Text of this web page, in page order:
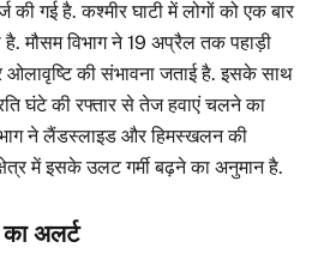
की गई है. कश्मीर घाटी में लोगों को एक बार
मौसम विभाग ने 19 अप्रैल तक पहाड़ी
ओलावृष्टि की संभावना जताई है. इसके साथ
घंटे की रफ्तार से तेज हवाएं चलने का
ने लैंडस्लाइड और हिमस्खलन की
में इसके उलट गर्मी बढ़ने का अनुमान है.
का अलर्ट